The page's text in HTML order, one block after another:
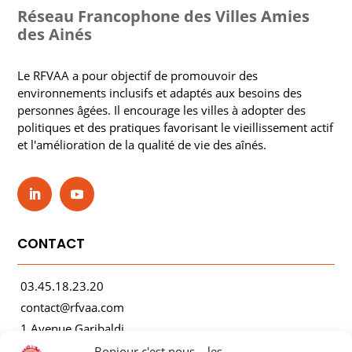
Réseau Francophone des Villes Amies
des Ainés
Le RFVAA a pour objectif de promouvoir des
environnements inclusifs et adaptés aux besoins des
personnes âgées. Il encourage les villes à adopter des
politiques et des pratiques favorisant le vieillissement actif
et l'amélioration de la qualité de vie des aînés.
CONTACT
03.45.18.23.20
contact@rfvaa.com
1 Avenue Garibaldi